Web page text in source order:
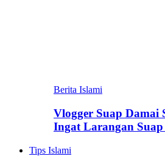
Berita Islami
Vlogger Suap Damai
Ingat Larangan
Tips Islami